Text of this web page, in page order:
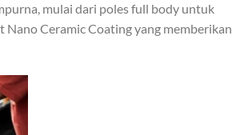
mulai dari poles full body untuk
Nano Ceramic Coating yang memberikan